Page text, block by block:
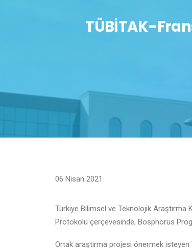
TÜBİTAK-
06 Nisan 2021
Türkiye Bilimsel ve Teknolojik Araştırma
Protokolü çerçevesinde, Bosphorus
Ortak araştırma projesi önermek isteyen